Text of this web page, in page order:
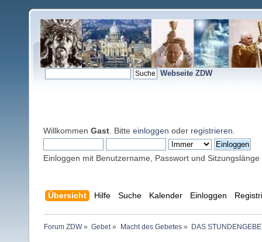
Webseite ZDW
Willkommen Gast . Bitte einloggen oder registrieren
Einloggen mit Benutzername, Passwort und Sitzungslänge
Übersicht Hilfe Suche Kalender Einloggen
Forum ZDW» Gebet» Macht des Gebetes» DAS